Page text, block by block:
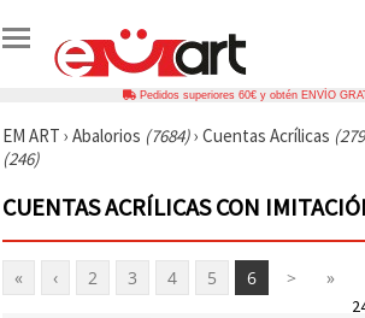
Pedidos superiores 60€ y obtén ENVÍO
EM ART › Abalorios (7684)› Cuentas Acrílicas
(246)
CUENTAS ACRÍLICAS CON
« ‹ 2 3 4 5 6 > »